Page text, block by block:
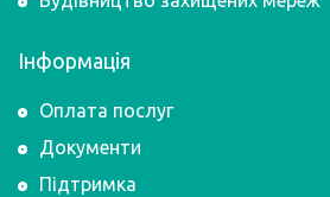
Інформація
Оплата послуг
Документи
Підтримка